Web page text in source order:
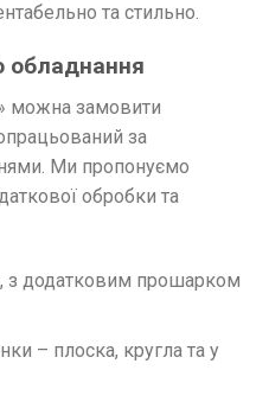
та стильно.
обладнання
можна замовити
за
Ми пропонуємо
обробки та
з додатковим прошарком
– плоска, кругла та у